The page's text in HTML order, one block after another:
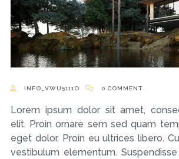
INFO_VWU5111O 0 COMMENT
Lorem ipsum dolor sit amet,
elit. Proin ornare sem sed quam
eget dolor. Proin eu ultrices libero.
vestibulum elementum.